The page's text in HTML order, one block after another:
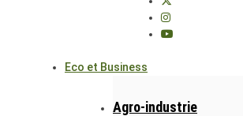
Eco et Business
Agro-industrie